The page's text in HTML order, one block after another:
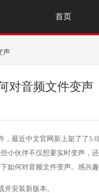
首页
声
对音频文件变声
，最近中文官网新上架了了
小伙伴不仅想要实时变声，
如何对音频文件变声。感兴
并安装新版本。